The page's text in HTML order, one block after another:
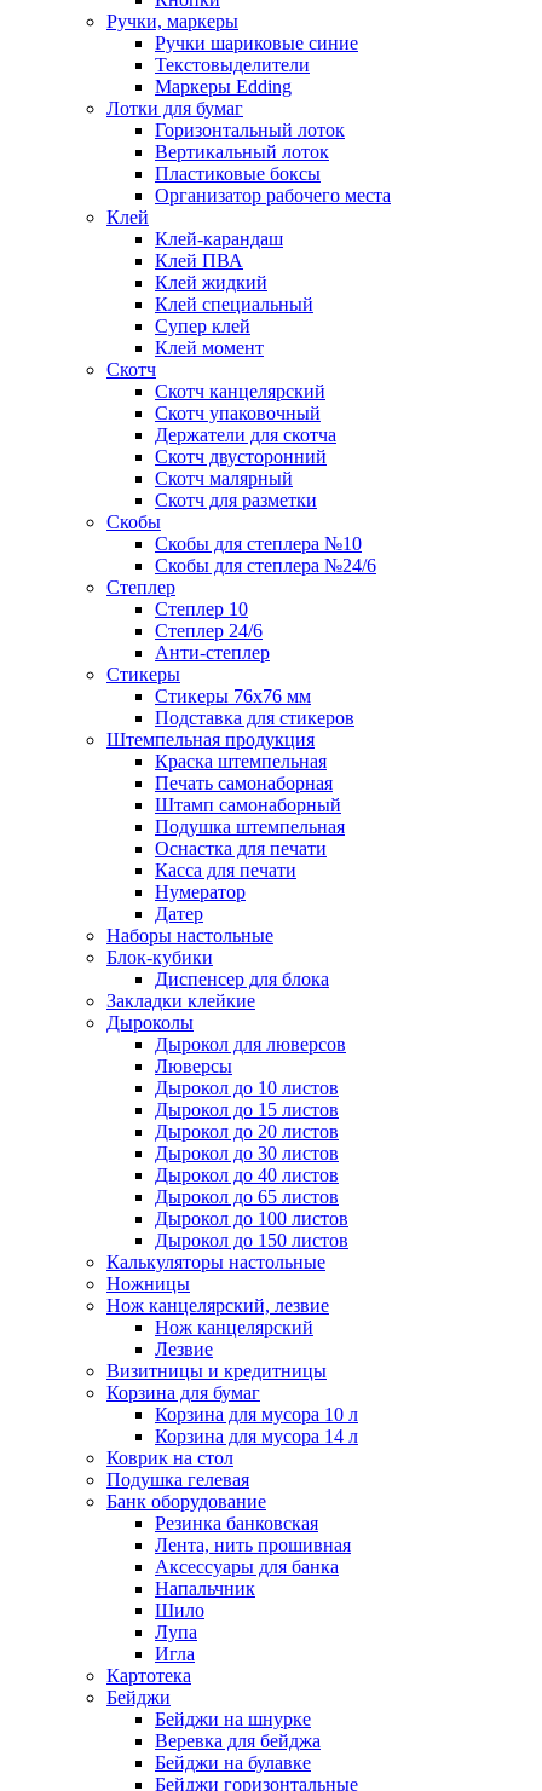
Ручки, маркеры
Ручки шариковые синие
Текстовыделители
Маркеры Edding
Лотки для бумаг
Горизонтальный лоток
Вертикальный лоток
Пластиковые боксы
Организатор рабочего места
Клей
Клей-карандаш
Клей ПВА
Клей жидкий
Клей специальный
Супер клей
Клей момент
Скотч
Скотч канцелярский
Скотч упаковочный
Держатели для скотча
Скотч двусторонний
Скотч малярный
Скотч для разметки
Скобы
Скобы для степлера №10
Скобы для степлера №24/6
Степлер
Степлер 10
Степлер 24/6
Анти-степлер
Стикеры
Стикеры 76x76 мм
Подставка для стикеров
Штемпельная продукция
Краска штемпельная
Печать самонаборная
Штамп самонаборный
Подушка штемпельная
Оснастка для печати
Касса для печати
Нумератор
Датер
Наборы настольные
Блок-кубики
Диспенсер для блока
Закладки клейкие
Дыроколы
Дырокол для люверсов
Люверсы
Дырокол до 10 листов
Дырокол до 15 листов
Дырокол до 20 листов
Дырокол до 30 листов
Дырокол до 40 листов
Дырокол до 65 листов
Дырокол до 100 листов
Дырокол до 150 листов
Калькуляторы настольные
Ножницы
Нож канцелярский, лезвие
Нож канцелярский
Лезвие
Визитницы и кредитницы
Корзина для бумаг
Корзина для мусора 10 л
Корзина для мусора 14 л
Коврик на стол
Подушка гелевая
Банк оборудование
Резинка банковская
Лента, нить прошивная
Аксессуары для банка
Напальчник
Шило
Лупа
Игла
Картотека
Бейджи
Бейджи на шнурке
Веревка для бейджа
Бейджи на булавке
Бейджи горизонтальные